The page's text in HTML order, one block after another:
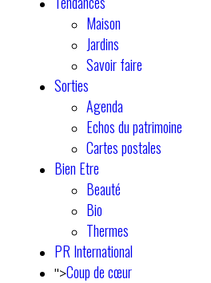
Maison
Jardins
Savoir faire
Sorties
Agenda
Echos du patrimoine
Cartes postales
Bien Etre
Beauté
Bio
Thermes
PR International
">Coup de cœur